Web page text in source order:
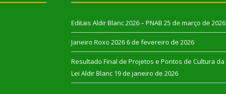
Editais Aldir Blanc 2026 – PNAB 25 de março de 2026
Janeiro Roxo 2026 6 de fevereiro de 2026
Resultado Final de Projetos e Pontos de Cultura da
Lei Aldir Blanc 19 de janeiro de 2026